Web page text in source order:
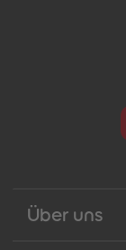
Über uns